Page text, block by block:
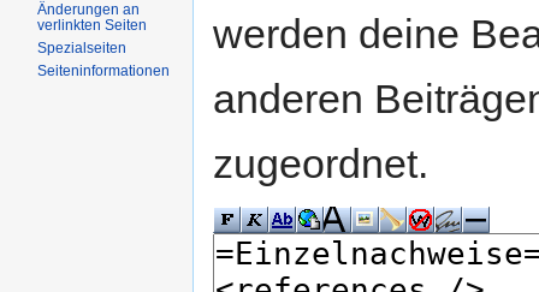
werden deine
anderen
zugeordnet.
Änderungen an
verlinkten Seiten
Spezialseiten
Seiteninformationen